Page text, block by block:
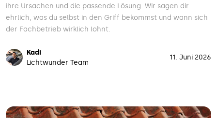
ihre Ursachen und die passende Lösung. Wir sagen dir
ehrlich, was du selbst in den Griff bekommst und wann sich
der Fachbetrieb wirklich lohnt.
Kadi
Lichtwunder Team
11. Juni 2026